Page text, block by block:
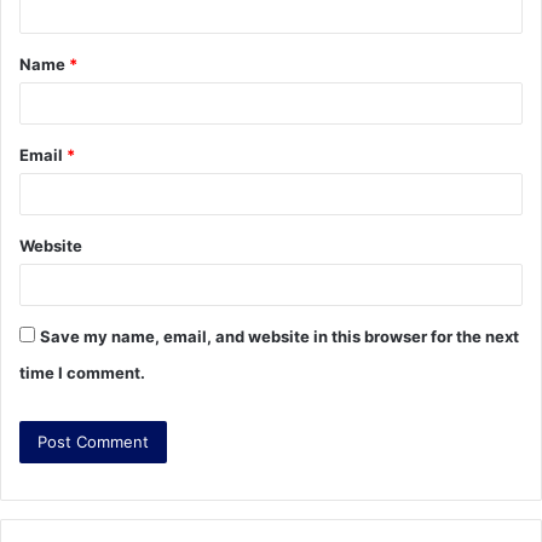
t
*
Name *
Email *
Website
Save my name, email, and website in this browser for the next
time I comment.